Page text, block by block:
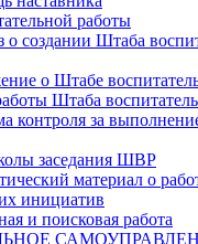
работы
о создании Штаба
о Штабе
Штаба
контроля за
заседания ШВР
материал о
инициатив
и поисковая работа